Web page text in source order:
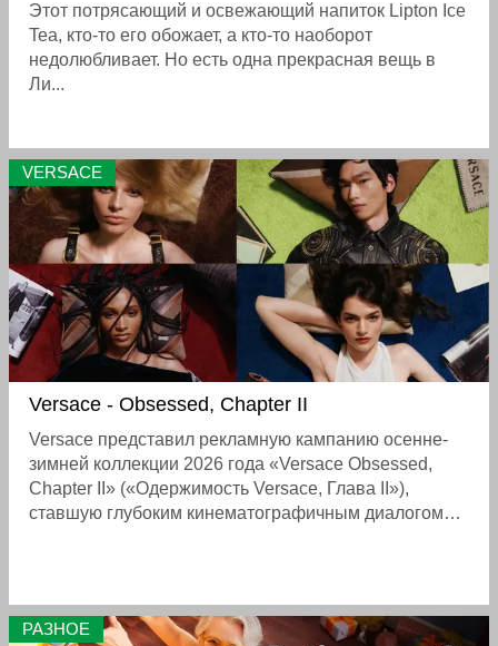
Этот потрясающий и освежающий напиток Lipton Ice
Tea, кто-то его обожает, а кто-то наоборот
недолюбливает. Но есть одна прекрасная вещь в
Ли...
VERSACE
Versace - Obsessed, Chapter II
Versace представил рекламную кампанию осенне-
зимней коллекции 2026 года «Versace Obsessed,
Chapter II» («Одержимость Versace, Глава II»),
ставшую глубоким кинематографичным диалогом
помещает героев в интерьеры, наполненные
раритетными журналами 1990–2000-х годов и
РАЗНОЕ